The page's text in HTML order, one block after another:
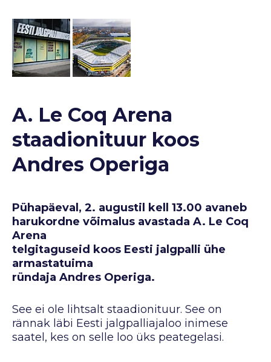
A. Le Coq Arena
staadionituur koos
Andres Operiga
Pühapäeval, 2. augustil kell 13.00 avaneb
harukordne võimalus avastada A. Le Coq
Arena
telgitaguseid koos Eesti jalgpalli ühe
armastatuima
ründaja Andres Operiga.
See ei ole lihtsalt staadionituur. See on
rännak läbi Eesti jalgpalliajaloo inimese
saatel, kes on selle loo üks peategelasi.